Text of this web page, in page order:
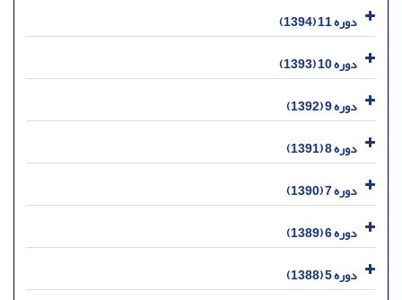
دوره 11 (1394)
دوره 10 (1393)
دوره 9 (1392)
دوره 8 (1391)
دوره 7 (1390)
دوره 6 (1389)
دوره 5 (1388)